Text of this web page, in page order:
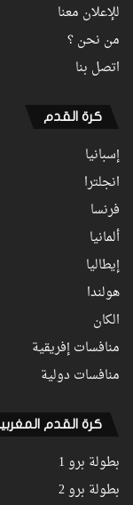
للإعلان معنا
من نحن ؟
اتصل بنا
كرة القدم
إسبانيا
انجلترا
فرنسا
ألمانيا
إيطاليا
هولندا
الكان
منافسات إفريقية
منافسات دولية
كرة القدم
بطولة برو 1
بطولة برو 2